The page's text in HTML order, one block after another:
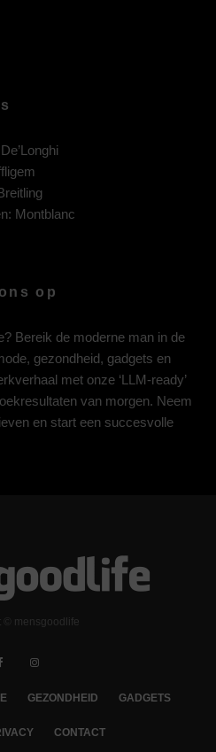
De’Longhi
Montblanc
op
Bereik de moderne man in de
gezondheid, gadgets en
met onze ‘LLM-ready’
van morgen. Neem
en start een succesvolle
© mensgoodlife
GEZONDHEID GADGETS
CONTACT